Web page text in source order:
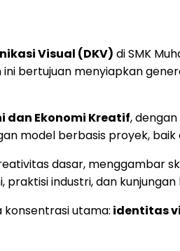
Visual (DKV) di SMK
ini bertujuan menyiapkan
dan Ekonomi Kreatif,
model berbasis proyek, baik
dasar, menggambar
praktisi industri, dan
konsentrasi utama: identitas